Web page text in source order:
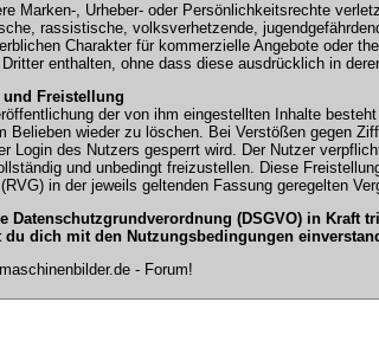
Marken-, Urheber- oder Persönlichkeitsrechte
rassistische, volksverhetzende,
Charakter für kommerzielle Angebote oder
enthalten, ohne dass diese ausdrücklich in
Freistellung
der von ihm eingestellten Inhalte
Belieben wieder zu löschen. Bei Verstößen gegen
Login des Nutzers gesperrt wird. Der Nutzer
und unbedingt freizustellen. Diese
in der jeweils geltenden Fassung geregelten
Datenschutzgrundverordnung (DSGVO) in
dich mit den Nutzungsbedingungen
- Forum!